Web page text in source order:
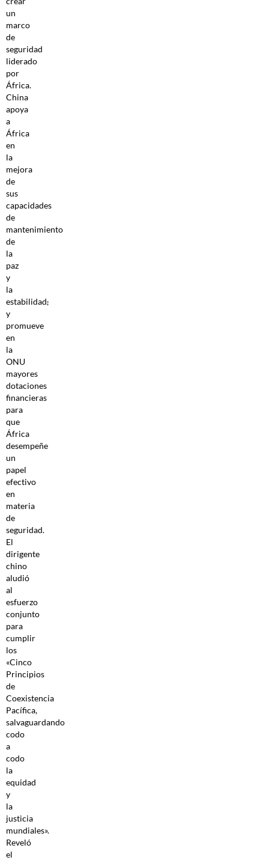
un
marco
de
seguridad
liderado
por
África.
China
apoya
a
África
en
la
mejora
de
sus
capacidades
de
mantenimiento
de
la
paz
y
la
estabilidad,
y
promueve
en
la
ONU
mayores
dotaciones
financieras
para
que
África
desempeñe
un
papel
efectivo
en
materia
de
seguridad.
El
dirigente
chino
aludió
al
esfuerzo
conjunto
para
cumplir
los
«Cinco
Principios
de
Coexistencia
Pacífica,
salvaguardando
codo
a
codo
la
equidad
y
la
justicia
mundiales».
Reveló
el